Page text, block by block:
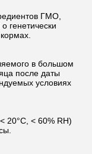
ГМО,
генетически
в большом
после даты
условиях
20°C, < 60% RH)